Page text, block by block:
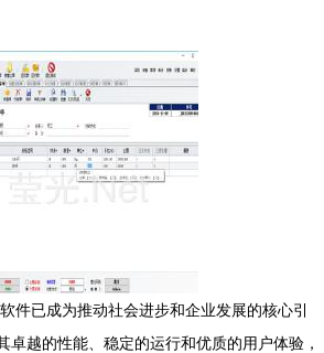
件已成为推动社会进步和企业发展的核心引
卓越的性能、稳定的运行和优质的用户体验，